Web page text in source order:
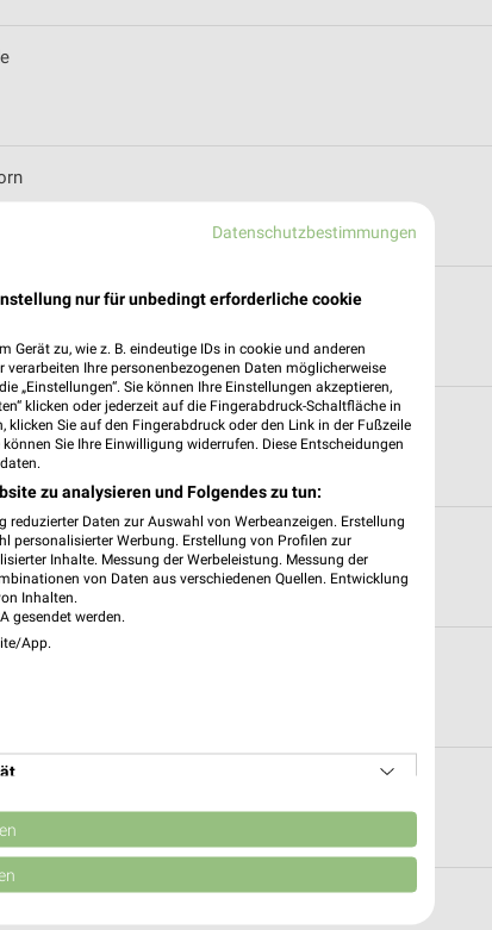
für Elmshorn
für Wedel
Top Angeboten für Dollern
Datenschutzbestimmungen
nur für unbedingt erforderliche cookie
zu, wie z. B. eindeutige IDs in cookie und anderen
Ihre personenbezogenen Daten möglicherweise
„Einstellungen“. Sie können Ihre Einstellungen akzeptieren,
klicken oder jederzeit auf die Fingerabdruck-Schaltfläche in
Sie auf den Fingerabdruck oder den Link in der Fußzeile
Sie Ihre Einwilligung widerrufen. Diese Entscheidungen
zu analysieren und Folgendes zu tun:
Daten zur Auswahl von Werbeanzeigen. Erstellung
personalisierter Werbung. Erstellung von Profilen zur
Inhalte. Messung der Werbeleistung. Messung der
von Daten aus verschiedenen Quellen. Entwicklung
Inhalten.
gesendet werden.
App.